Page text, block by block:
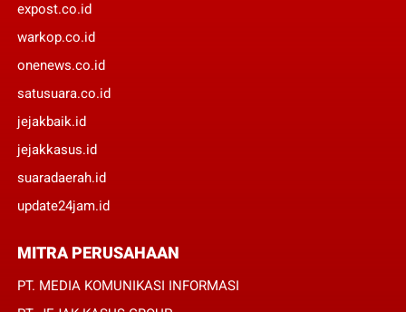
expost.co.id
warkop.co.id
onenews.co.id
satusuara.co.id
jejakbaik.id
jejakkasus.id
suaradaerah.id
update24jam.id
MITRA PERUSAHAAN
PT. MEDIA KOMUNIKASI INFORMASI